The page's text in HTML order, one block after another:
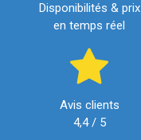
Disponibilités & prix
en temps réel
Avis clients
4,4 / 5